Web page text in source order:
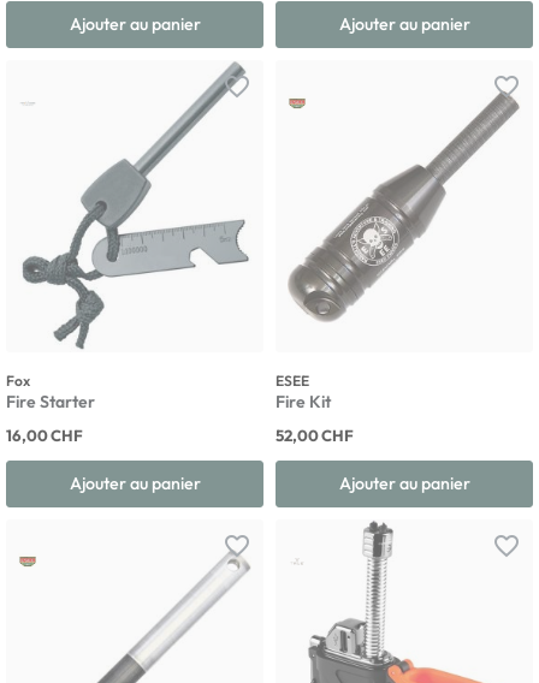
Ajouter au panier Ajouter au panier
favorite_border
Fox
Fire Starter
16,00 CHF
Ajouter au panier
favorite_border
ESEE
Fire Kit
52,00 CHF
Ajouter au panier
favorite_border favorite_border